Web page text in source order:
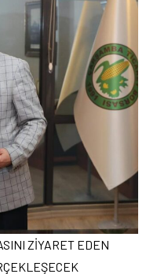
ZİYARET EDEN